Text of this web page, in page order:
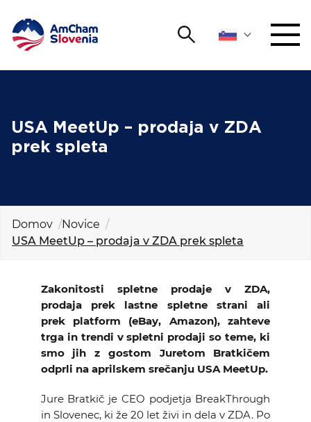
Išči
ZAGOVORNIŠTVO
MEDNARODNO SODELOVANJE
ČLANSTVO
KOLEDAR DOGODKOV
NOVICE
KONTAKT
USA MeetUp – prodaja v ZDA
prek spleta
Domov
Novice
USA MeetUp – prodaja v ZDA prek spleta
Zakonitosti spletne prodaje v ZDA,
prodaja prek lastne spletne strani ali
prek platform (eBay, Amazon), zahteve
trga in trendi v spletni prodaji so teme, ki
smo jihz gostom Juretom Bratkičem
odprli na aprilskem srečanju USA MeetUp.
Jure Bratkič je CEO podjetja BreakThrough
in Slovenec, ki že 20 let živi in dela v ZDA. Po